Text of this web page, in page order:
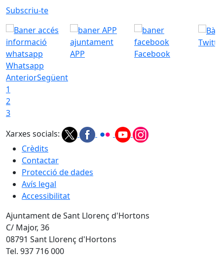
Subscriu-te
Whatsapp
APP Facebook
AnteriorSegüent
1
2
3
Xarxes socials:
Crèdits
Contactar
Protecció de dades
Avís legal
Accessibilitat
Ajuntament de Sant Llorenç d'Hortons
C/ Major, 36
08791 Sant Llorenç d'Hortons
Tel. 937 716 000